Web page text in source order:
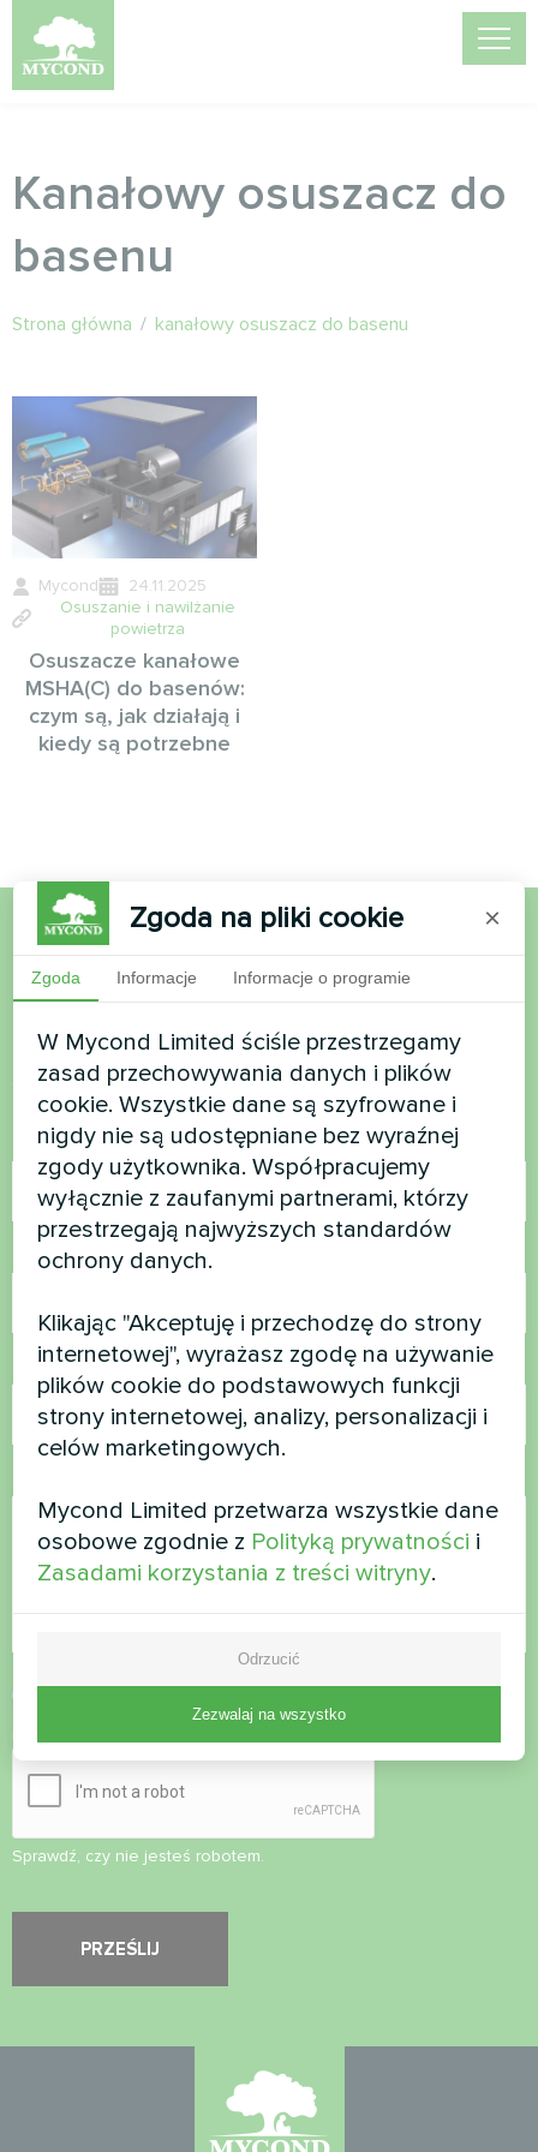
Kanałowy osuszacz do
basenu
Strona główna / kanałowy osuszacz do basenu
Mycond
24.11.2025
Osuszanie i nawilżanie
powietrza
Osuszacze kanałowe
MSHA(C) do basenów:
czym są, jak działają i
kiedy są potrzebne
Chcesz kupić lub masz
pytania?
Skontaktuj się z nami, a pomożemy Ci
Nazwa
Numer telefonu
E-mail
Zaakceptujpolitykę prywatności
Sprawdź, czy nie jesteś robotem.
Zgoda na pliki cookie ×
Zgoda Informacje Informacje o programie
W Mycond Limited ściśle przestrzegamy
zasad przechowywania danych i plików
cookie. Wszystkie dane są szyfrowane i
nigdy nie są udostępniane bez wyraźnej
zgody użytkownika. Współpracujemy
wyłącznie z zaufanymi partnerami, którzy
przestrzegają najwyższych standardów
ochrony danych.
Klikając "Akceptuję i przechodzę do strony
internetowej", wyrażasz zgodę na używanie
plików cookie do podstawowych funkcji
strony internetowej, analizy, personalizacji i
celów marketingowych.
Mycond Limited przetwarza wszystkie dane
osobowe zgodnie z Polityką prywatności i
Zasadami korzystania z treści witryny.
Odrzucić
Zezwalaj na wszystko